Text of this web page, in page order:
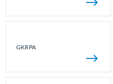
GKRPA